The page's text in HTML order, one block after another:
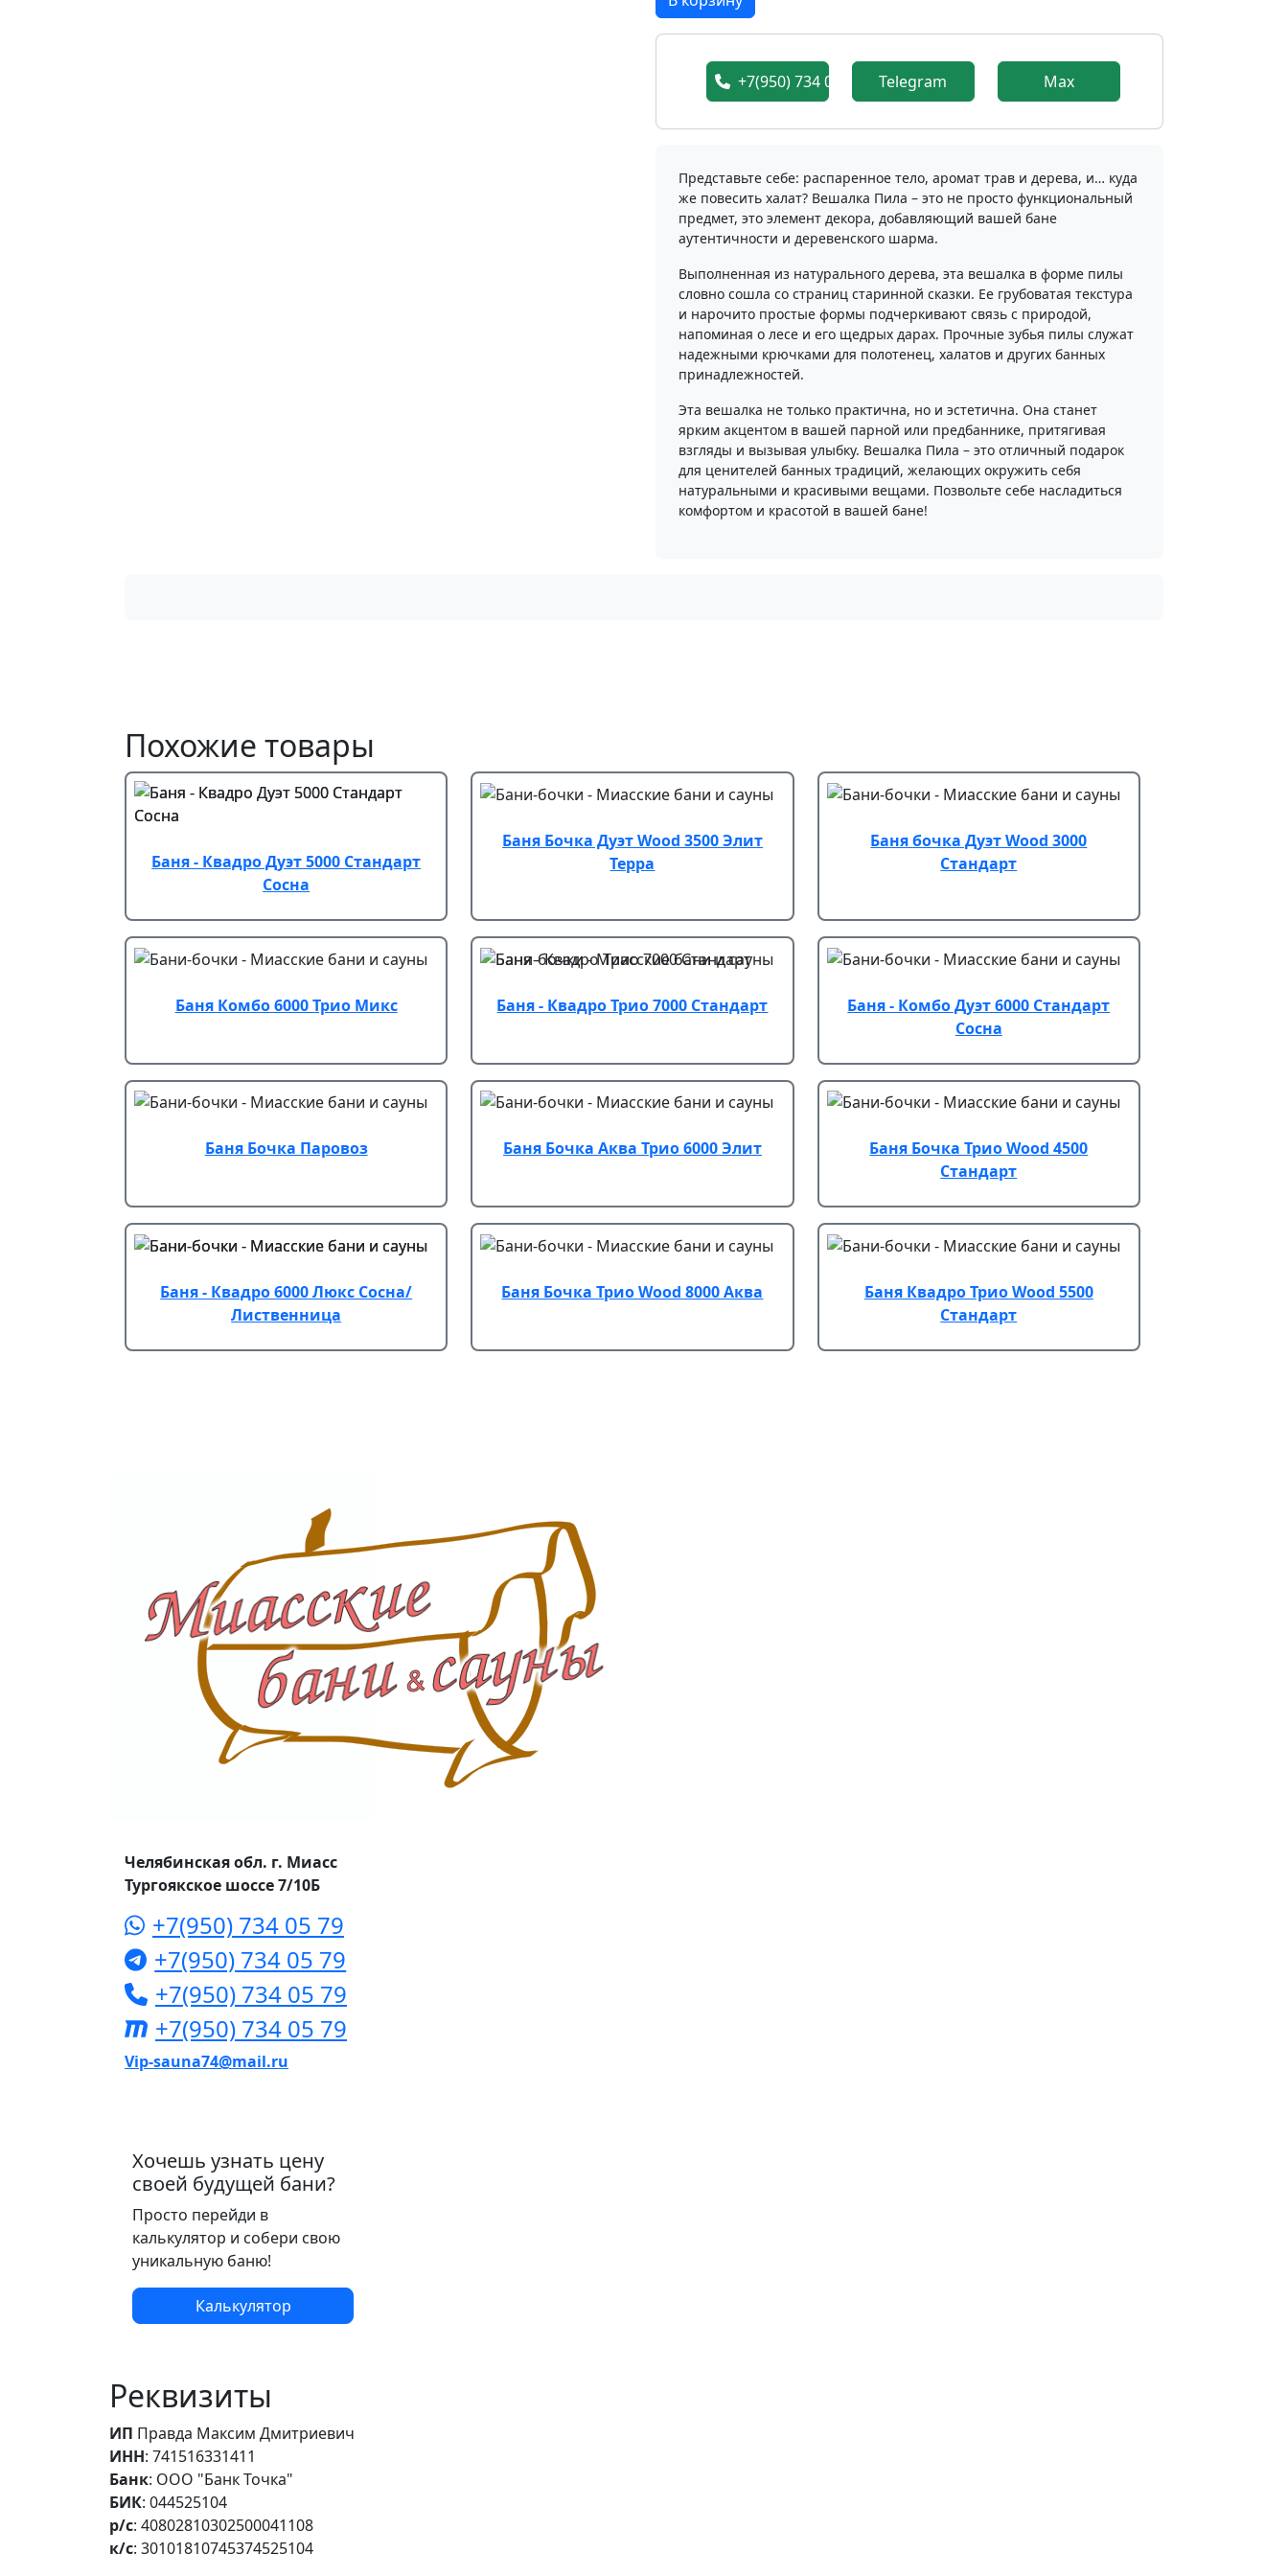
+7(950) 734 05 79 Telegram Max
Представьте себе: распаренное тело, аромат трав и дерева, и… куда
же повесить халат? Вешалка Пила – это не просто функциональный
предмет, это элемент декора, добавляющий вашей бане
аутентичности и деревенского шарма.
Выполненная из натурального дерева, эта вешалка в форме пилы
словно сошла со страниц старинной сказки. Ее грубоватая текстура
и нарочито простые формы подчеркивают связь с природой,
напоминая о лесе и его щедрых дарах. Прочные зубья пилы служат
надежными крючками для полотенец, халатов и других банных
принадлежностей.
Эта вешалка не только практична, но и эстетична. Она станет
ярким акцентом в вашей парной или предбаннике, притягивая
взгляды и вызывая улыбку. Вешалка Пила – это отличный подарок
для ценителей банных традиций, желающих окружить себя
натуральными и красивыми вещами. Позвольте себе насладиться
комфортом и красотой в вашей бане!
Похожие товары
Баня - Квадро Дуэт 5000 Стандарт
Сосна
Баня Бочка Дуэт Wood 3500 Элит
Терра
Баня бочка Дуэт Wood 3000
Стандарт
Баня Комбо 6000 Трио Микс Баня - Квадро Трио 7000 Стандарт
Баня - Комбо Дуэт 6000 Стандарт
Сосна
Баня Бочка Паровоз Баня Бочка Аква Трио 6000 Элит
Баня Бочка Трио Wood 4500
Стандарт
Баня - Квадро 6000 Люкс Сосна/
Лиственница
Баня Бочка Трио Wood 8000 Аква
Баня Квадро Трио Wood 5500
Стандарт
Челябинская обл. г. Миасс
Тургоякское шоссе 7/10Б
+7(950) 734 05 79
+7(950) 734 05 79
+7(950) 734 05 79
+7(950) 734 05 79
Vip-sauna74@mail.ru
Хочешь узнать цену
своей будущей бани?
Просто перейди в
калькулятор и собери свою
уникальную баню!
Калькулятор
Реквизиты
ИП Правда Максим Дмитриевич
ИНН: 741516331411
Банк: ООО "Банк Точка"
БИК: 044525104
р/с: 40802810302500041108
к/с: 30101810745374525104